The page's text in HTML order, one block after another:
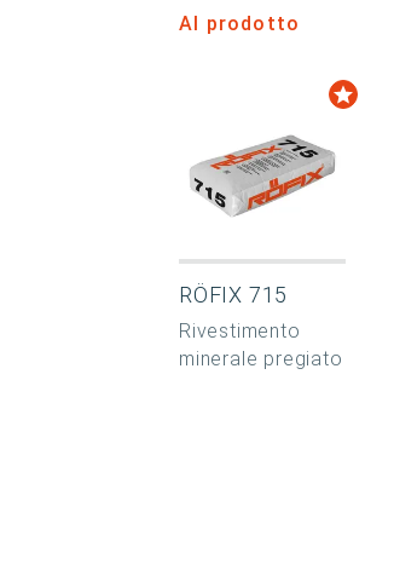
Al prodotto
RÖFIX 715
Rivestimento
minerale pregiato